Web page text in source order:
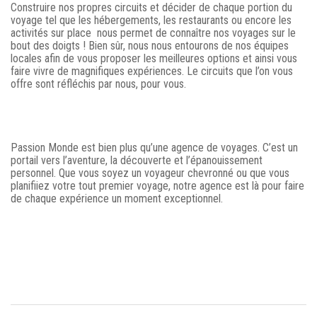
Construire nos propres circuits et décider de chaque portion du
voyage tel que les hébergements, les restaurants ou encore les
activités sur place nous permet de connaître nos voyages sur le
bout des doigts ! Bien sûr, nous nous entourons de nos équipes
locales afin de vous proposer les meilleures options et ainsi vous
faire vivre de magnifiques expériences. Le circuits que l’on vous
offre sont réfléchis par nous, pour vous.
Passion Monde est bien plus qu’une agence de voyages. C’est un
portail vers l’aventure, la découverte et l’épanouissement
personnel. Que vous soyez un voyageur chevronné ou que vous
planifiiez votre tout premier voyage, notre agence est là pour faire
de chaque expérience un moment exceptionnel.